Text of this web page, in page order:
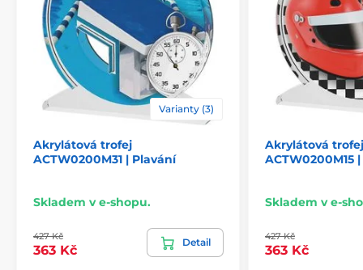
Varianty (3)
Akrylátová trofej
ACTW0200M31 | Plavání
Skladem v e-shopu.
427 Kč
363 Kč
Detail
Akrylátová trofej
ACTW0200M15
Skladem v e-
427 Kč
363 Kč